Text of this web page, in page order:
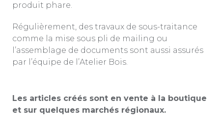
produit phare.
Régulièrement, des travaux de sous-traitance
comme la mise sous pli de mailing ou
l’assemblage de documents sont aussi assurés
par l’équipe de l’Atelier Bois.
Les articles créés sont en vente à la boutique
et sur quelques marchés régionaux.